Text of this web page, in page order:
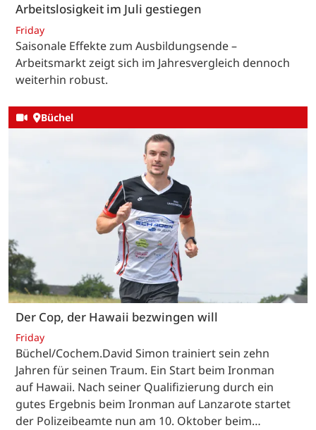
Arbeitslosigkeit im Juli gestiegen
Friday
Saisonale Effekte zum Ausbildungsende –
Arbeitsmarkt zeigt sich im Jahresvergleich dennoch
weiterhin robust.
Büchel
Der Cop, der Hawaii bezwingen will
Friday
Büchel/Cochem.David Simon trainiert sein zehn
Jahren für seinen Traum. Ein Start beim Ironman
auf Hawaii. Nach seiner Qualifizierung durch ein
gutes Ergebnis beim Ironman auf Lanzarote startet
der Polizeibeamte nun am 10. Oktober beim…